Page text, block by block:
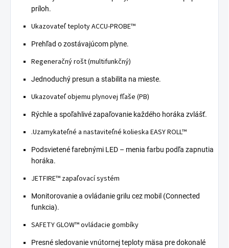
príloh.
Ukazovateľ teploty ACCU-PROBE™
Prehľad o zostávajúcom plyne.
Regeneračný rošt (multifunkčný)
Jednoduchý presun a stabilita na mieste.
Ukazovateľ objemu plynovej fľaše (PB)
Rýchle a spoľahlivé zapaľovanie každého horáka zvlášť.
.Uzamykateľné a nastaviteľné kolieska EASY ROLL™
Podsvietené farebnými LED – menia farbu podľa zapnutia
horáka.
JETFIRE™ zapaľovací systém
Monitorovanie a ovládanie grilu cez mobil (Connected
funkcia).
SAFETY GLOW™ ovládacie gombíky
Presné sledovanie vnútornej teploty mäsa pre dokonalé